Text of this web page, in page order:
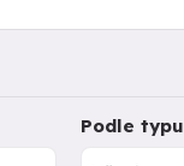
Podle typu